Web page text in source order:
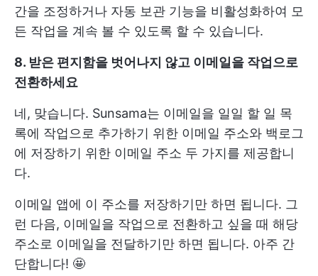
간을 조정하거나 자동 보관 기능을 비활성화하여 모
든 작업을 계속 볼 수 있도록 할 수 있습니다.
8. 받은 편지함을 벗어나지 않고 이메일을 작업으로
전환하세요
네, 맞습니다. Sunsama는 이메일을 일일 할 일 목
록에 작업으로 추가하기 위한 이메일 주소와 백로그
에 저장하기 위한 이메일 주소 두 가지를 제공합니
다.
이메일 앱에 이 주소를 저장하기만 하면 됩니다. 그
런 다음, 이메일을 작업으로 전환하고 싶을 때 해당
주소로 이메일을 전달하기만 하면 됩니다. 아주 간
단합니다! 🤩